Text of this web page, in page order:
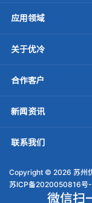
应用领域
关于优冷
合作客户
新闻资讯
联系我们
Copyright © 2026 苏州
苏ICP备2020050816号
微信扫